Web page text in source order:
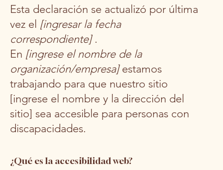
Esta declaración se actualizó por última
vez el [ingresar la fecha
correspondiente].
En [ingrese el nombre de la
organización/empresa]estamos
trabajando para que nuestro sitio
[ingrese el nombre y la dirección del
sitio] sea accesible para personas con
discapacidades.
¿Qué es la accesibilidad web?